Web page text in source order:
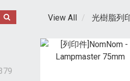
View All 光樹脂列